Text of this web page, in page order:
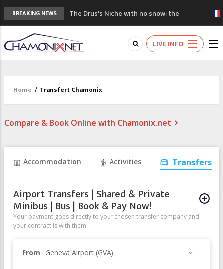
BREAKING NEWS
The Drus's Niche with no snow: the
mountains are changing!
3 good reasons to visit the new Mont
Blanc Museum
Mountain accidents: 3 people died on
Craft opens new running hub in Chamonix
LIVE INFO
Home / Transfert Chamonix
Compare & Book Online with Chamonix.net
Accommodation Activities Transfers
Airport Transfers | Shared & Private
Minibus | Bus | Book & Pay Now!
Your payment goes directly to your chosen transfer company and
your contract is with them.
From Geneva Airport (GVA)